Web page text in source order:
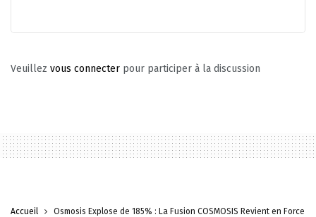
Veuillez vous connecter pour participer à la discussion
Accueil Osmosis Explose de 185% : La Fusion COSMOSIS Revient en Force